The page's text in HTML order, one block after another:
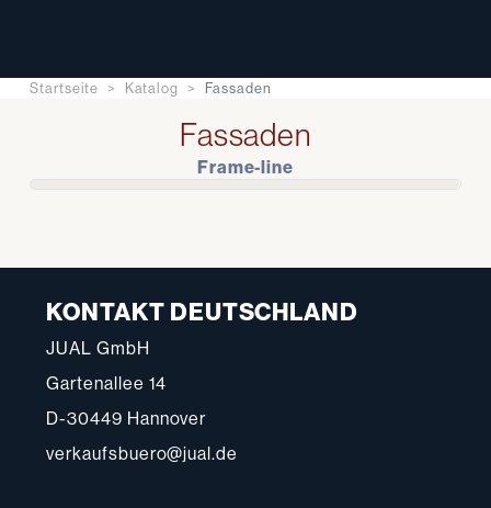
Startseite Katalog Fassaden
Fassaden
Frame-line
KONTAKT DEUTSCHLAND
JUAL GmbH
Gartenallee 14
D-30449 Hannover
verkaufsbuero@jual.de